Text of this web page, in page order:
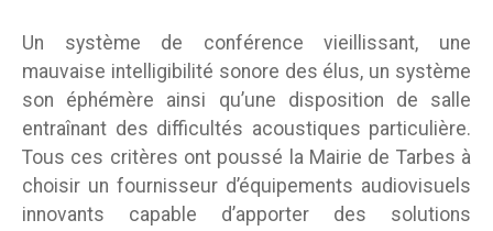
Un système de conférence vieillissant, une
mauvaise intelligibilité sonore des élus, un système
son éphémère ainsi qu’une disposition de salle
entraînant des difficultés acoustiques particulière.
Tous ces critères ont poussé la Mairie de Tarbes à
choisir un fournisseur d’équipements audiovisuels
innovants capable d’apporter des solutions